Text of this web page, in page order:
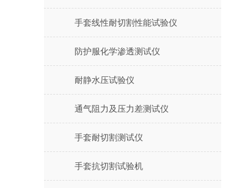
手套线性耐切割性能试验仪
防护服化学渗透测试仪
耐静水压试验仪
通气阻力及压力差测试仪
手套耐切割测试仪
手套抗切割试验机